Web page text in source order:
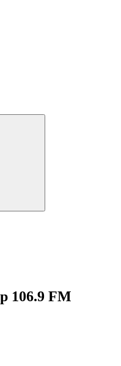
106.9 FM